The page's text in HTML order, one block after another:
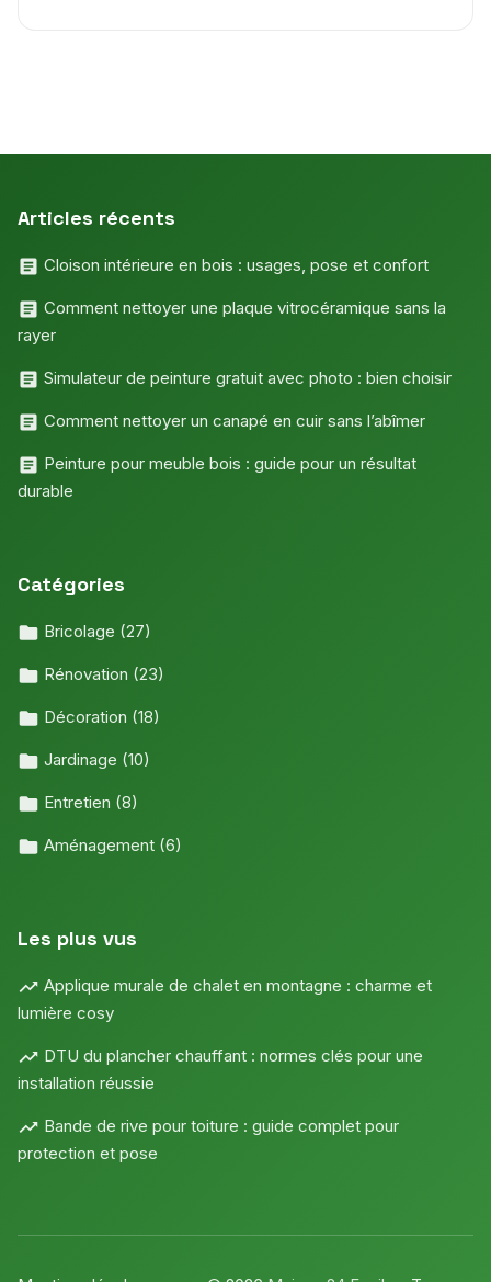
Articles récents
Cloison intérieure en bois : usages, pose et confort
Comment nettoyer une plaque vitrocéramique sans la
rayer
Simulateur de peinture gratuit avec photo : bien choisir
Comment nettoyer un canapé en cuir sans l’abîmer
Peinture pour meuble bois : guide pour un résultat
durable
Catégories
Bricolage (27)
Rénovation (23)
Décoration (18)
Jardinage (10)
Entretien (8)
Aménagement (6)
Les plus vus
Applique murale de chalet en montagne : charme et
lumière cosy
DTU du plancher chauffant : normes clés pour une
installation réussie
Bande de rive pour toiture : guide complet pour
protection et pose